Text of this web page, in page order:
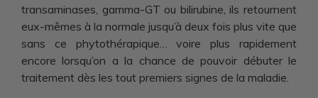
transaminases, gamma-GT ou bilirubine, ils retournent
eux-mêmes à la normale jusqu’à deux fois plus vite que
sans ce phytothérapique… voire plus rapidement
encore lorsqu’on a la chance de pouvoir débuter le
traitement dès les tout premiers signes de la maladie.